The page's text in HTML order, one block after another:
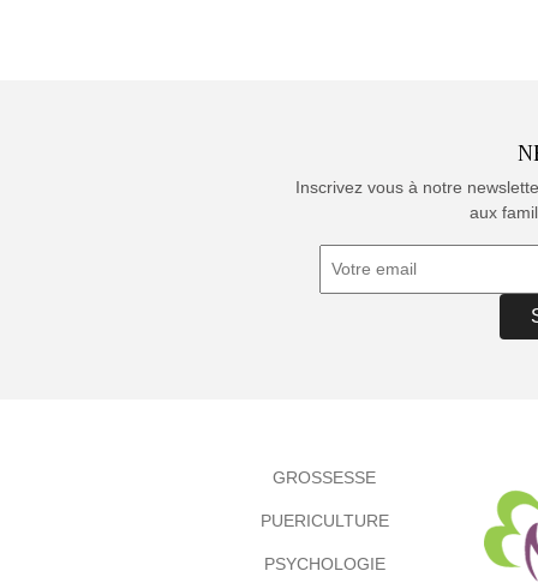
Inscrivez vous à notre
aux
GROSSESSE
PUERICULTURE
PSYCHOLOGIE